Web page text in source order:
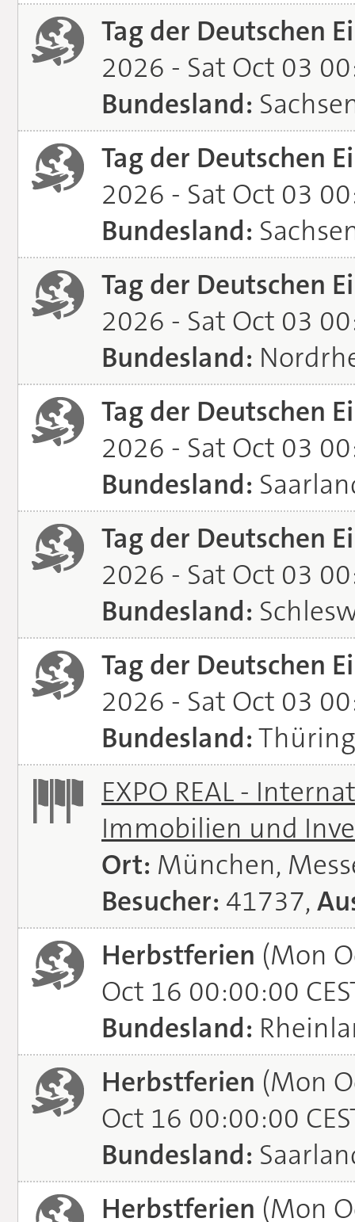
Tag der Deutschen
2026 - Sat Oct 03
Bundesland:
Tag der Deutschen
2026 - Sat Oct 03
Bundesland:
Tag der Deutschen
2026 - Sat Oct 03
Bundesland:
Tag der Deutschen
2026 - Sat Oct 03
Bundesland:
Tag der Deutschen
2026 - Sat Oct 03
Bundesland:
Tag der Deutschen
2026 - Sat Oct 03
Bundesland:
EXPO REAL -
Immobilien und
Ort: München,
Besucher: 41737,
Herbstferien (Mon
Oct 16 00:00:00
Bundesland:
Herbstferien (Mon
Oct 16 00:00:00
Bundesland:
Herbstferien (Mon